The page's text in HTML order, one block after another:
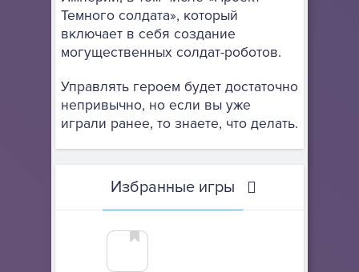
Темного солдата», который
включает в себя создание
могущественных солдат-роботов.
Управлять героем будет достаточно
непривычно, но если вы уже
играли ранее, то знаете, что делать.
Избранные игры